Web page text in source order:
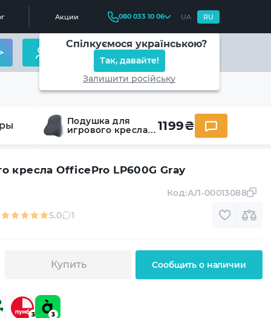
Акции 080 033 10 06 UA RU
Спілкуємося українською?
Так, давайте!
Залишити російську
Подушка для
игрового кресла
1199₴
кресла OfficePro LP600G Gray
5.0 1
Код:АЛ-00013088
Купить Сообщить о наличии